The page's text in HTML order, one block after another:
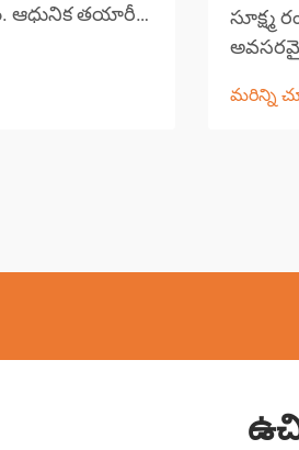
ఆధునిక తయారీ
డిమాండ్
సూక్ష్మ
మరిన్ని